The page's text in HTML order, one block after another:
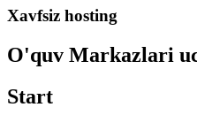
Xavfsiz hosting
O'quv Markazlari
Start